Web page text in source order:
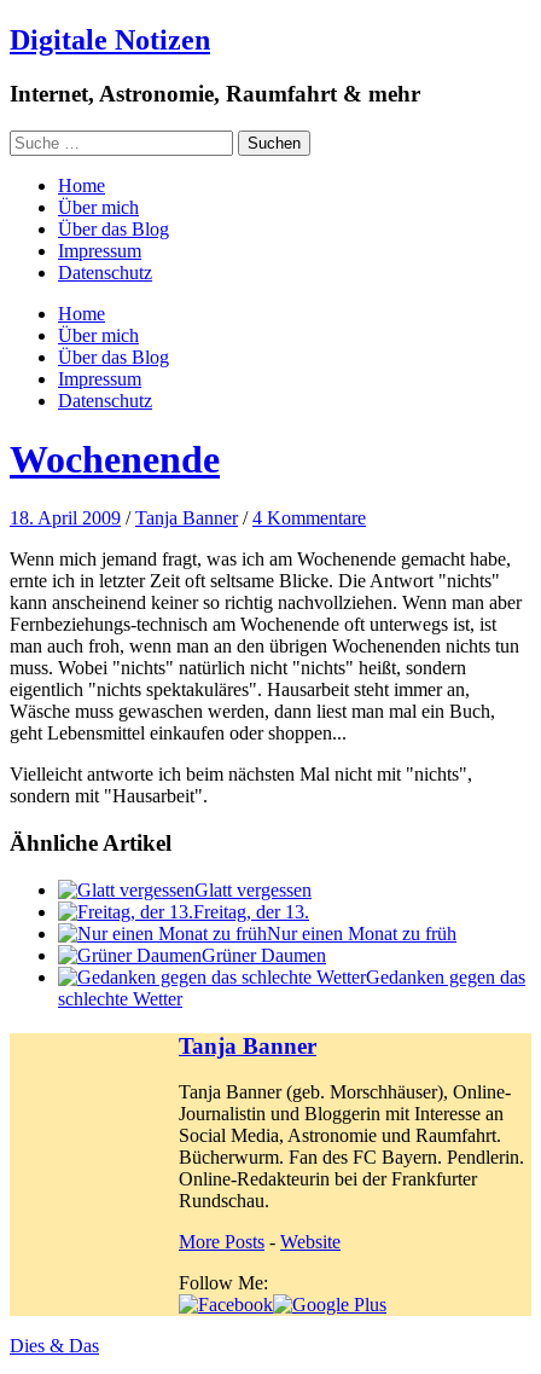
Digitale Notizen
Internet, Astronomie, Raumfahrt & mehr
Home
Über mich
Über das Blog
Impressum
Datenschutz
Home
Über mich
Über das Blog
Impressum
Datenschutz
Wochenende
18. April 2009 /Tanja Banner /4 Kommentare
Wenn mich jemand fragt, was ich am Wochenende gemacht habe,
ernte ich in letzter Zeit oft seltsame Blicke. Die Antwort "nichts"
kann anscheinend keiner so richtig nachvollziehen. Wenn man aber
Fernbeziehungs-technisch am Wochenende oft unterwegs ist, ist
man auch froh, wenn man an den übrigen Wochenenden nichts tun
muss. Wobei "nichts" natürlich nicht "nichts" heißt, sondern
eigentlich "nichts spektakuläres". Hausarbeit steht immer an,
Wäsche muss gewaschen werden, dann liest man mal ein Buch,
geht Lebensmittel einkaufen oder shoppen...
Vielleicht antworte ich beim nächsten Mal nicht mit "nichts",
sondern mit "Hausarbeit".
Ähnliche Artikel
Glatt vergessen
Freitag, der 13.
Nur einen Monat zu früh
Grüner Daumen
Gedanken gegen das
schlechte Wetter
Tanja Banner
Tanja Banner (geb. Morschhäuser), Online-
Journalistin und Bloggerin mit Interesse an
Social Media, Astronomie und Raumfahrt.
Bücherwurm. Fan des FC Bayern. Pendlerin.
Online-Redakteurin bei der Frankfurter
Rundschau.
More Posts - Website
Follow Me:
Dies & Das